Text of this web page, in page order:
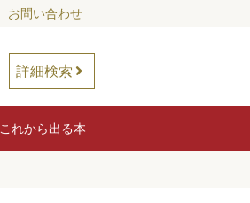
お問い合わせ
詳細検索
これから出る本